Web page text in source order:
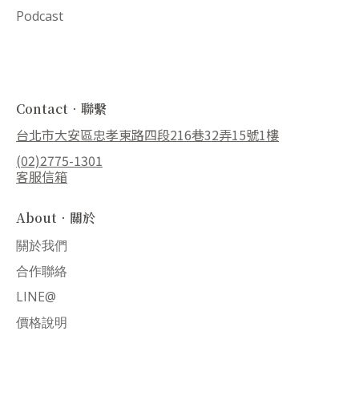
Podcast
Contact．聯繫
台北市大安區忠孝東路四段216巷32弄15號1樓
(02)2775-1301
客服信箱
About．關於
關於我們
合作聯絡
LINE@
價格說明